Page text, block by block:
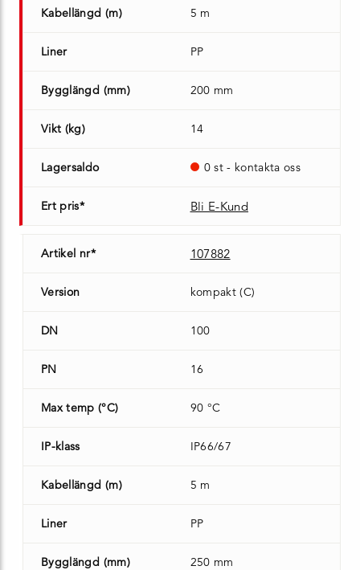
Kabellängd (m) 5 m
Liner PP
Bygglängd (mm) 200 mm
Vikt (kg) 14
Lagersaldo 0 st - kontakta oss
Ert pris* Bli E-Kund
Artikel nr* 107882
Version kompakt (C)
DN 100
PN 16
Max temp (°C) 90 °C
IP-klass IP66/67
Kabellängd (m) 5 m
Liner PP
Bygglängd (mm) 250 mm